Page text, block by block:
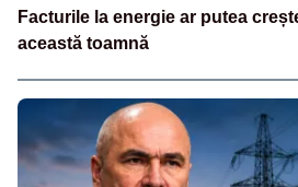
Facturile la energie ar putea
această toamnă